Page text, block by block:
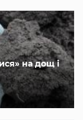
на дощ і